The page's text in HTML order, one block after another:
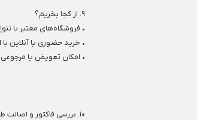
۹. از کجا بخریم؟
• فروشگاه‌های معتبر با
• خرید حضوری یا آنلاین با
• امکان تعویض یا
۱۰. بررسی فاکتور و اصالت طلا